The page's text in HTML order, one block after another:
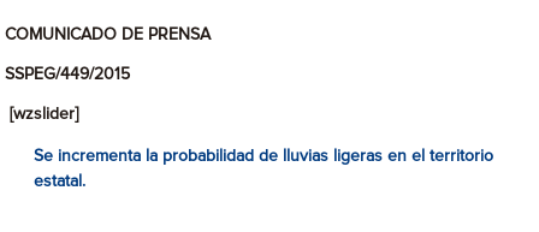
COMUNICADO DE PRENSA
SSPEG/449/2015
[wzslider]
Se incrementa la probabilidad de lluvias ligeras en el territorio
estatal.